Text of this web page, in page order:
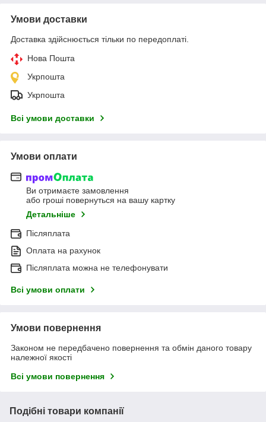
Умови доставки
Доставка здійснюється тільки по передоплаті.
Нова Пошта
Укрпошта
Укрпошта
Всі умови доставки
Умови оплати
Ви отримаєте замовлення
або гроші повернуться на вашу картку
Детальніше
Післяплата
Оплата на рахунок
Післяплата можна не телефонувати
Всі умови оплати
Умови повернення
Законом не передбачено повернення та обмін даного товару
належної якості
Всі умови повернення
Подібні товари компанії